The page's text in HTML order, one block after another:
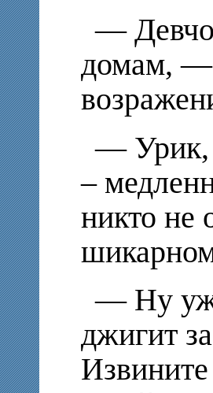
—
домам, —
— Урик,
–
никто не
— Ну уж
джигит